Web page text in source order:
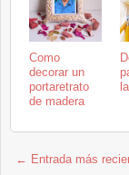
Como
decorar un
portaretrato
de madera
← Entrada más